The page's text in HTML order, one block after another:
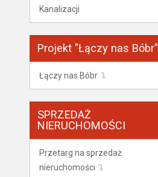
Kanalizacji
Projekt "Łączy nas Bóbr"
Łączy nas Bóbr
SPRZEDAŻ
NIERUCHOMOŚCI
Przetarg na sprzedaż
nieruchomości